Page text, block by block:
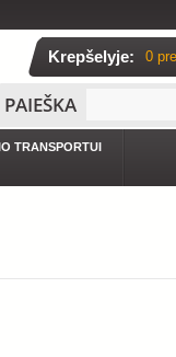
Krepšelyje: 0
PAIEŠKA
TRANSPORTUI